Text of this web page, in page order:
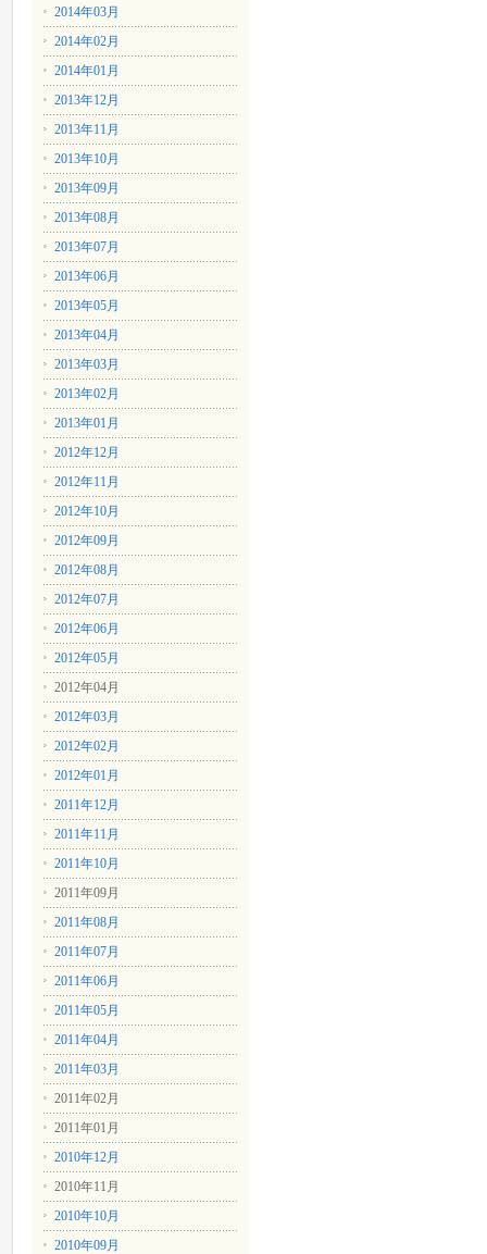
2014年03月
2014年02月
2014年01月
2013年12月
2013年11月
2013年10月
2013年09月
2013年08月
2013年07月
2013年06月
2013年05月
2013年04月
2013年03月
2013年02月
2013年01月
2012年12月
2012年11月
2012年10月
2012年09月
2012年08月
2012年07月
2012年06月
2012年05月
2012年04月
2012年03月
2012年02月
2012年01月
2011年12月
2011年11月
2011年10月
2011年09月
2011年08月
2011年07月
2011年06月
2011年05月
2011年04月
2011年03月
2011年02月
2011年01月
2010年12月
2010年11月
2010年10月
2010年09月